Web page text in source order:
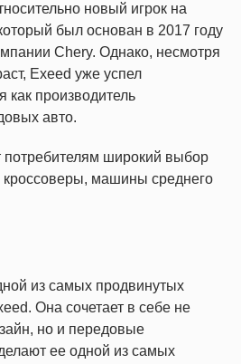
новый игрок на
был основан в 2017 году
Chery. Однако, несмотря
Exeed уже успел
как производитель
авто.
потребителям широкий выбор
машины среднего
из самых продвинутых
Она сочетает в себе не
но и передовые
ее одной из самых